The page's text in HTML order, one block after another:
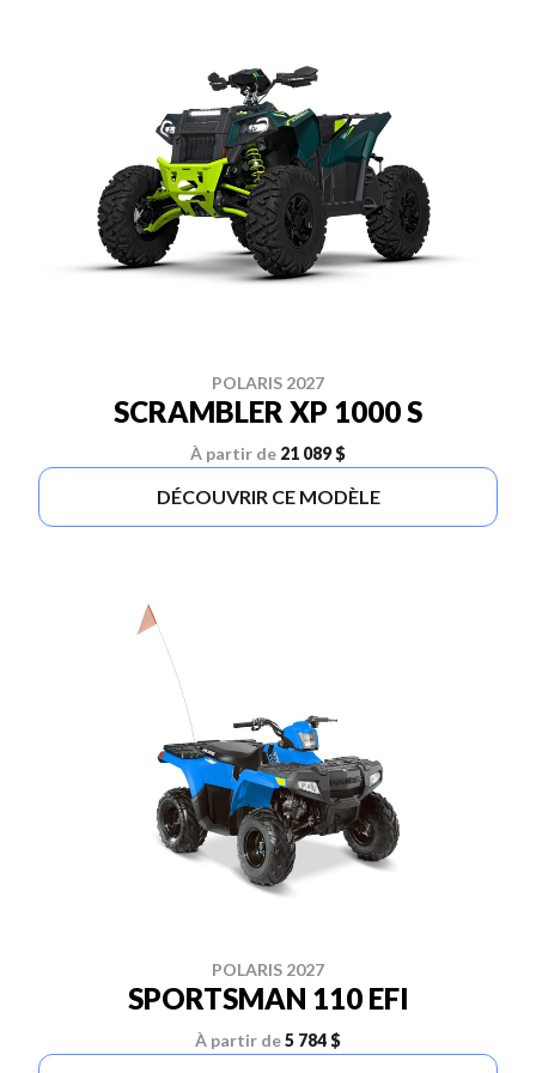
POLARIS 2027
SCRAMBLER XP 1000 S
À partir de 21 089 $
DÉCOUVRIR CE MODÈLE
POLARIS 2027
SPORTSMAN 110 EFI
À partir de5 784 $